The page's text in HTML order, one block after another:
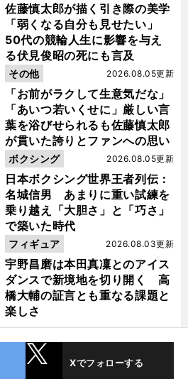
佐藤慎太郎が描く引き際の美学
「弱くなる自分も見せたい」
50代の競輪人生に影響を与え
る伏見俊昭の死にも言及
「お前がラクして生意気だな」
「あいつ若いくせに」厳しい言
葉を浴びせられるも佐藤慎太郎
が貫いた誇りとファンへの思い
2026.08.05更新
その他
日本ボクシング世界王者列伝：
名城信男 あまりに重い試練を
乗り越え「大胆さ」と「巧さ」
で築いた時代
2026.08.05更新
ボクシング
宇野昌磨は本田真凜とのアイス
ダンスで新境地を切り開く 高
橋大輔の証言とも重なる課題と
楽しさ
2026.08.03更新
フィギュア
Xでフォローする